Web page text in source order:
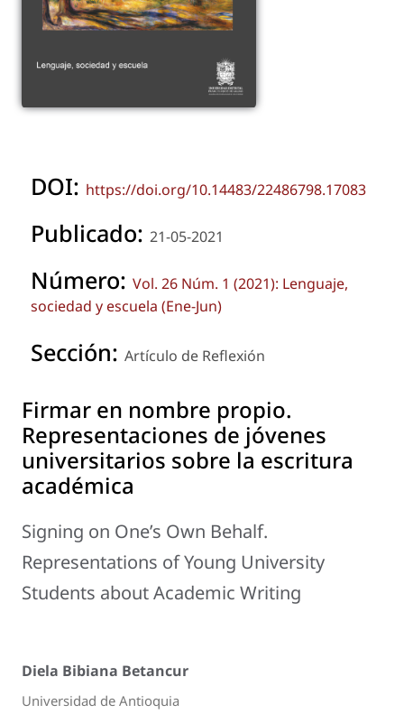
DOI: https://doi.org/10.14483/22486798.17083
Publicado: 21-05-2021
Número: Vol. 26 Núm. 1 (2021): Lenguaje,
sociedad y escuela (Ene-Jun)
Sección: Artículo de Reflexión
Firmar en nombre propio.
Representaciones de jóvenes
universitarios sobre la escritura
académica
Signing on One’s Own Behalf.
Representations of Young University
Students about Academic Writing
Diela Bibiana Betancur
Universidad de Antioquia